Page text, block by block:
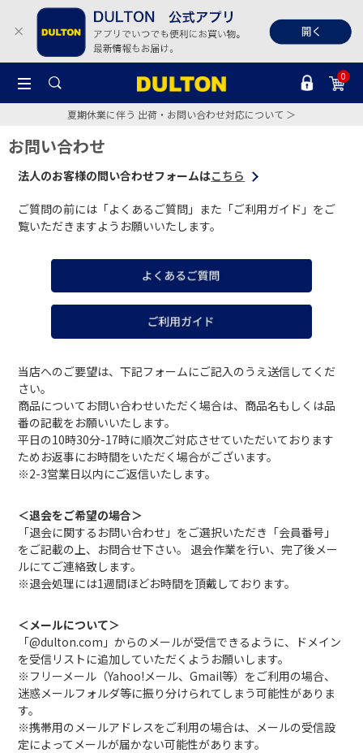
0
夏期休業に伴う 出荷・お問い合わせ対応について ＞
お問い合わせ
法人のお客様の問い合わせフォームはこちら
ご質問の前には「よくあるご質問」また「ご利用ガイド」をご
覧いただきますようお願いいたします。
当店へのご要望は、下記フォームにご記入のうえ送信してくだ
さい。
商品についてお問い合わせいただく場合は、商品名もしくは品
番の記載をお願いいたします。
平日の10時30分-17時に順次ご対応させていただいております
ためお返事にお時間をいただく場合がございます。
※2-3営業日以内にご返信いたします。
＜退会をご希望の場合＞
「退会に関するお問い合わせ」をご選択いただき「会員番号」
をご記載の上、お問合せ下さい。 退会作業を行い、完了後メー
ルにてご連絡致します。
※退会処理には1週間ほどお時間を頂戴しております。
＜メールについて＞
「@dulton.com」からのメールが受信できるように、ドメイン
を受信リストに追加していただくようお願いします。
※フリーメール（Yahoo!メール、Gmail等）をご利用の場合、
迷惑メールフォルダ等に振り分けられてしまう可能性がありま
す。
※携帯用のメールアドレスをご利用の場合は、メールの受信設
定によってメールが届かない可能性があります。